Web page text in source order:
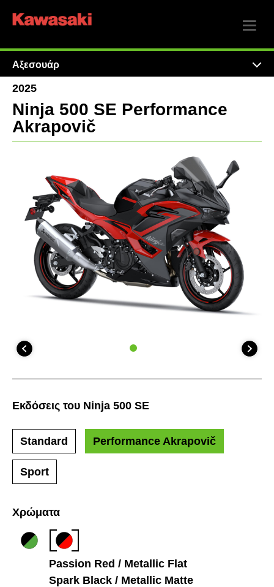
Αξεσουάρ
2025
Ninja 500 SE Performance
Akrapovič
Χρώματα
Passion Red / Metallic Flat
Spark Black / Metallic Matte
Εκδόσεις του Ninja 500 SE
Standard Performance Akrapovič
Sport